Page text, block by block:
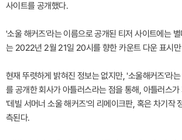
사이트를 공개했다.
'소울 해커즈'라는 이름으로 공개된 티저 사이트에는
는 2022년 2월 21일 20시를 향한 카운트 다운 표시
현재 뚜렷하게 밝혀진 정보는 없지만, '소울해커즈'라
를 공개한 회사가 아틀러스라는 점을 통해, 아틀러스
'데빌 서머너 소울 해커즈'의 리메이크판, 혹은 차기작
측된다.